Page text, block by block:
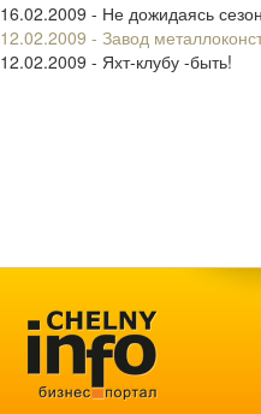
16.02.2009 - Не дожидаясь
12.02.2009 - Завод
12.02.2009 - Яхт-клубу -быть!